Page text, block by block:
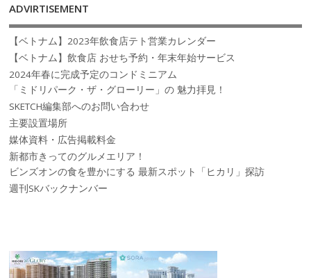
ADVIRTISEMENT
【ベトナム】2023年飲食店テト営業カレンダー
【ベトナム】飲食店 おせち予約・年末年始サービス
2024年春に完成予定のコンドミニアム
「ミドリパーク・ザ・グローリー」の 魅力拝見！
SKETCH編集部へのお問い合わせ
主要設置場所
媒体資料・広告掲載料金
新都市きってのグルメエリア！
ビンズオンの食を豊かにする 最新スポット「ヒカリ」探訪
週刊SKバックナンバー